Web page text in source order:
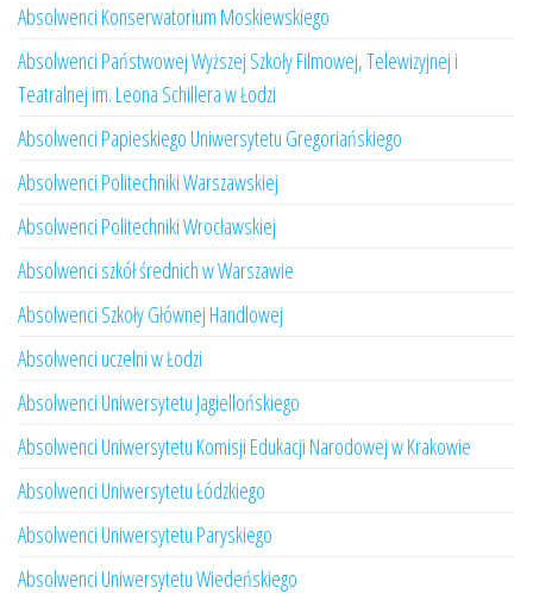
Absolwenci Konserwatorium Moskiewskiego
Absolwenci Państwowej Wyższej Szkoły Filmowej, Telewizyjnej i
Teatralnej im. Leona Schillera w Łodzi
Absolwenci Papieskiego Uniwersytetu Gregoriańskiego
Absolwenci Politechniki Warszawskiej
Absolwenci Politechniki Wrocławskiej
Absolwenci szkół średnich w Warszawie
Absolwenci Szkoły Głównej Handlowej
Absolwenci uczelni w Łodzi
Absolwenci Uniwersytetu Jagiellońskiego
Absolwenci Uniwersytetu Komisji Edukacji Narodowej w Krakowie
Absolwenci Uniwersytetu Łódzkiego
Absolwenci Uniwersytetu Paryskiego
Absolwenci Uniwersytetu Wiedeńskiego